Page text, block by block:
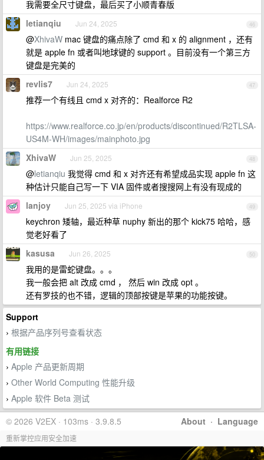
我需要全尺寸键盘，最后买了小顺青春版
46
letianqiu Jun 24, 2025
@XhivaW mac 键盘的痛点除了 cmd 和 x 的 alignment ，还有
就是 apple fn 或者叫地球键的 support 。目前没有一个第三方
键盘是完美的
47
revlis7 Jun 24, 2025
推荐一个有线且 cmd x 对齐的：Realforce R2
https://www.realforce.co.jp/en/products/discontinued/R2TLSA-
US4M-WH/images/mainphoto.jpg
48
XhivaW Jun 25, 2025
@letianqiu 我觉得 cmd 和 x 对齐还有希望成品实现 apple fn 这
种估计只能自己写一下 VIA 固件或者搜搜网上有没有现成的
49
lanjoy Jun 25, 2025 via iPhone
keychron 矮轴，最近种草 nuphy 新出的那个 kick75 哈哈，感
觉老好看了
50
kasusa Jun 26, 2025
我用的是雷蛇键盘。。。
我一般会把 alt 改成 cmd ， 然后 win 改成 opt 。
还有罗技的也不错，逻辑的顶部按键是苹果的功能按键。
Support
› 根据产品序列号查看状态
有用链接
› Apple 产品更新周期
› Other World Computing 性能升级
› Apple 软件 Beta 测试
About · Language
© 2026 V2EX · 103ms · 3.9.8.5
重新掌控应用安全加速